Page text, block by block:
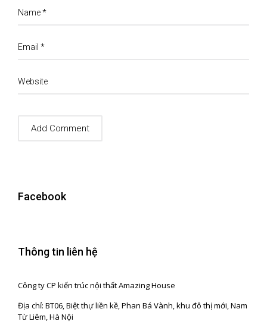
Name*
Email *
Website
Facebook
Thông tin liên hệ
Công ty CP kiến trúc nội thất Amazing House
Địa chỉ: BT06, Biệt thự liền kề, Phan Bá Vành, khu đô thị mới, Nam
Từ Liêm, Hà Nội